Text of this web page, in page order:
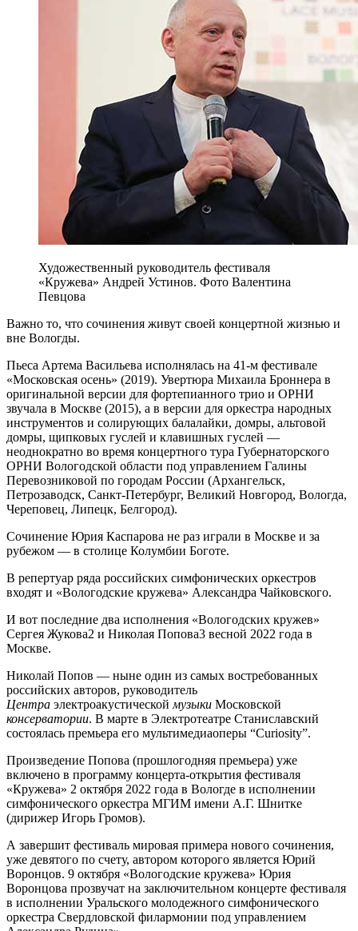
Художественный руководитель фестиваля
«Кружева» Андрей Устинов. Фото Валентина
Певцова
Важно то, что сочинения живут своей концертной жизнью и
вне Вологды.
Пьеса Артема Васильева исполнялась на 41-м фестивале
«Московская осень» (2019). Увертюра Михаила Броннера в
оригинальной версии для фортепианного трио и ОРНИ
звучала в Москве (2015), а в версии для оркестра народных
инструментов и солирующих балалайки, домры, альтовой
домры, щипковых гуслей и клавишных гуслей —
неоднократно во время концертного тура Губернаторского
ОРНИ Вологодской области под управлением Галины
Перевозниковой по городам России (Архангельск,
Петрозаводск, Санкт-Петербург, Великий Новгород, Вологда,
Череповец, Липецк, Белгород).
Сочинение Юрия Каспарова не раз играли в Москве и за
рубежом — в столице Колумбии Боготе.
В репертуар ряда российских симфонических оркестров
входят и «Вологодские кружева» Александра Чайковского.
И вот последние два исполнения «Вологодских кружев»
Сергея Жукова2 и Николая Попова3 весной 2022 года в
Москве.
Николай Попов — ныне один из самых востребованных
российских авторов, руководитель
Центра электроакустической музыки Московской
консерватории. В марте в Электротеатре Станиславский
состоялась премьера его мультимедиаоперы “Curiosity”.
Произведение Попова (прошлогодняя премьера) уже
включено в программу концерта-открытия фестиваля
«Кружева» 2 октября 2022 года в Вологде в исполнении
симфонического оркестра МГИМ имени А.Г. Шнитке
(дирижер Игорь Громов).
А завершит фестиваль мировая примера нового сочинения,
уже девятого по счету, автором которого является Юрий
Воронцов. 9 октября «Вологодские кружева» Юрия
Воронцова прозвучат на заключительном концерте фестиваля
в исполнении Уральского молодежного симфонического
оркестра Свердловской филармонии под управлением